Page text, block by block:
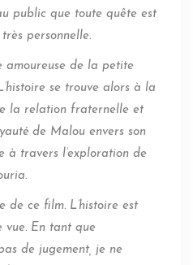
public que toute quête est
personnelle.
amoureuse de la petite
se trouve alors à la
la relation fraternelle et
de Malou envers son
à travers l’exploration de
de ce film. L’histoire est
vue. En tant que
de jugement, je ne